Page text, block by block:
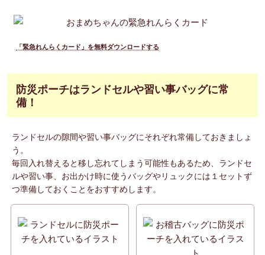
「緊急れんらくカード」を無料ダウンロードする
防災ポーチはランドセルや習い事バッグに常
備！
ランドセルの隙間や習い事バッグにそれぞれ常備しておきましょ
う。
毎回入れ替えると移し忘れてしまう可能性もあるため、ランドセ
ルや習い事、お出かけ時に使うバッグやリュックには１セットず
つ準備しておくことをおすすめします。